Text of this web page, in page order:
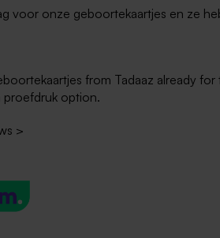
voor onze geboortekaartjes en ze
from Tadaaz already
proefdruk option.
>